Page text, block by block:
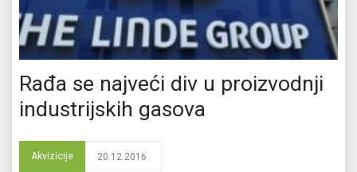
Rađa se najveći div u proizvodnji
industrijskih gasova
Akvizicije 20.12.2016.